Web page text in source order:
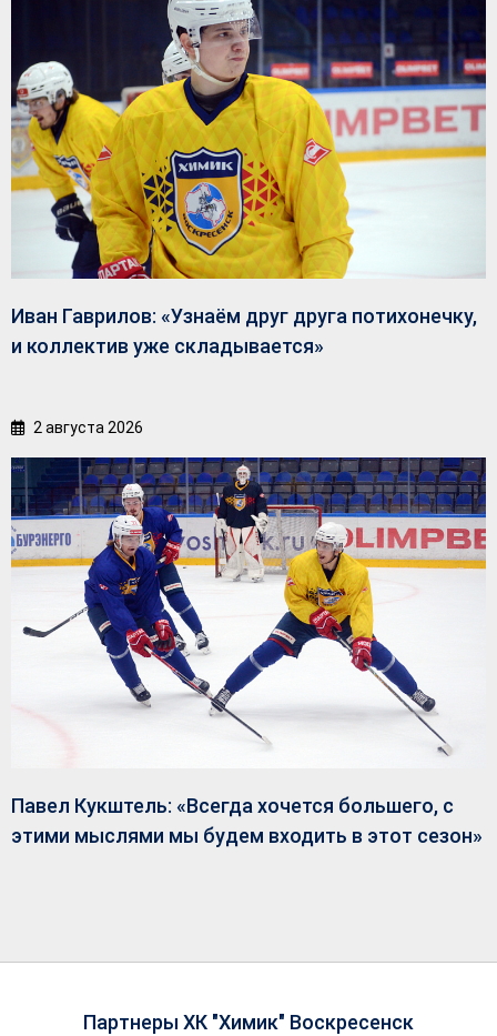
Иван Гаврилов: «Узнаём друг друга потихонечку,
и коллектив уже складывается»
2 августа 2026
Павел Кукштель: «Всегда хочется большего, с
этими мыслями мы будем входить в этот сезон»
Партнеры ХК "Химик" Воскресенск